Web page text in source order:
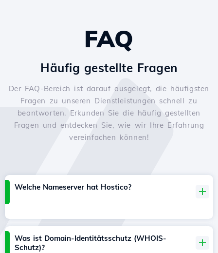
FAQ
Häufig gestellte Fragen
Der FAQ-Bereich ist darauf ausgelegt, die häufigsten
Fragen zu unseren Dienstleistungen schnell zu
beantworten. Erkunden Sie die häufig gestellten
Fragen und entdecken Sie, wie wir Ihre Erfahrung
vereinfachen können!
Welche Nameserver hat Hostico?
Was ist Domain-Identitätsschutz (WHOIS-
Schutz)?